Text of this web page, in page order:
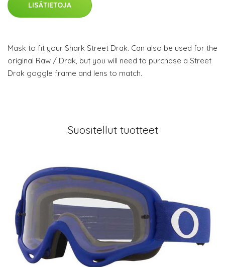
LISÄTIETOJA
Mask to fit your Shark Street Drak. Can also be used for the
original Raw / Drak, but you will need to purchase a Street
Drak goggle frame and lens to match.
Suositellut tuotteet